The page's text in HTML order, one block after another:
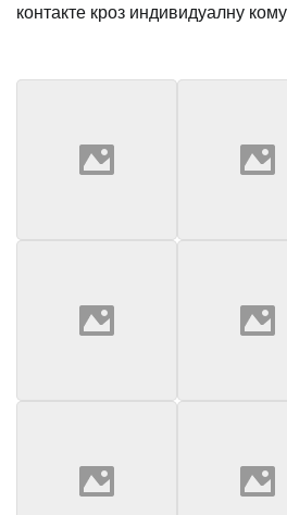
контакте кроз индивидуалну